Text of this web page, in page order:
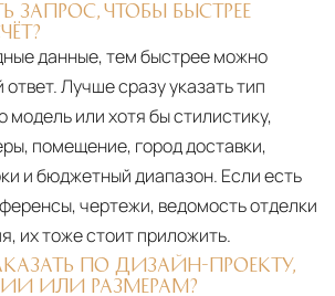
ЗАПРОС, ЧТОБЫ БЫСТРЕЕ
данные, тем быстрее можно
Лучше сразу указать тип
или хотя бы стилистику,
помещение, город доставки,
и бюджетный диапазон. Если есть
чертежи, ведомость отделки
их тоже стоит приложить.
ПО ДИЗАЙН-ПРОЕКТУ,
ИЛИ РАЗМЕРАМ?